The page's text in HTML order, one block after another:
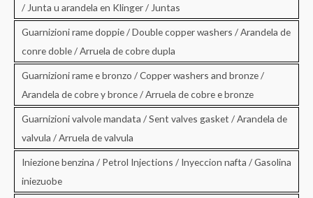
/ Junta u arandela en Klinger / Juntas
Guarnizioni rame doppie / Double copper washers / Arandela de
conre doble / Arruela de cobre dupla
Guarnizioni rame e bronzo / Copper washers and bronze /
Arandela de cobre y bronce / Arruela de cobre e bronze
Guarnizioni valvole mandata / Sent valves gasket / Arandela de
valvula / Arruela de valvula
Iniezione benzina / Petrol Injections / Inyeccion nafta / Gasolina
iniezuobe